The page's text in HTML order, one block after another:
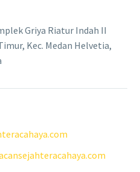
Griya Riatur Indah II
Kec. Medan Helvetia,